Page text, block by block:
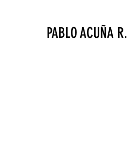
PABLO ACUÑA R.